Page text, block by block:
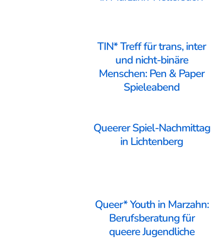
TIN* Treff für trans, inter
und nicht-binäre
Menschen: Pen & Paper
Spieleabend
Queerer Spiel-Nachmittag
in Lichtenberg
Queer* Youth in Marzahn:
Berufsberatung für
queere Jugendliche